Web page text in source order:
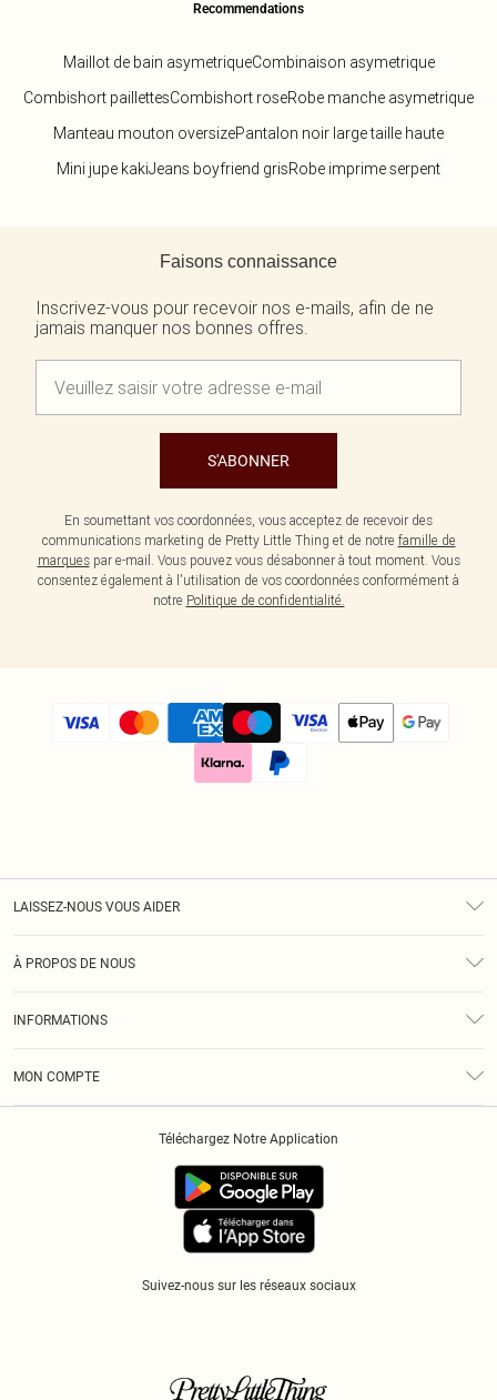
Recommendations
Maillot de bain asymetriqueCombinaison asymetrique
Combishort paillettesCombishort roseRobe manche asymetrique
Manteau mouton oversizePantalon noir large taille haute
Mini jupe kakiJeans boyfriend grisRobe imprime serpent
Faisons connaissance
Inscrivez-vous pour recevoir nos e-mails, afin de ne
jamais manquer nos bonnes offres.
S'ABONNER
En soumettant vos coordonnées, vous acceptez de recevoir des
communications marketing de Pretty Little Thing et de notre famille de
marquespar e-mail. Vous pouvez vous désabonner à tout moment. Vous
consentez également à l'utilisation de vos coordonnées conformément à
notre Politique de confidentialité.
LAISSEZ-NOUS VOUS AIDER
À PROPOS DE NOUS
INFORMATIONS
MON COMPTE
Suivez-nous sur les réseaux sociaux
Téléchargez Notre Application